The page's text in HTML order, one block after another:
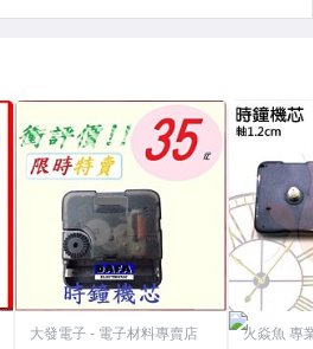
大發電子 - 電子材料專賣店 火焱魚 專